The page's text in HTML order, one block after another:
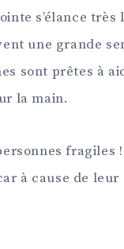
s’élance très
une grande
sont prêtes à
la main.
fragiles
à cause de